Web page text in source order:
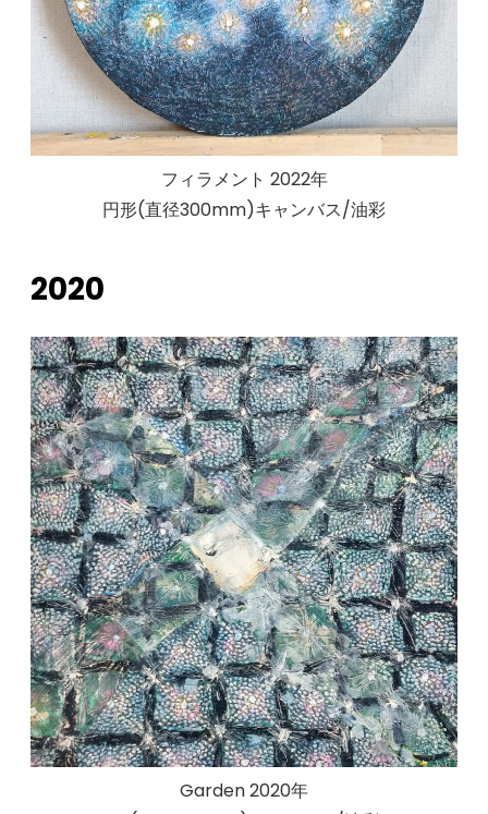
フィラメント 2022年
円形(直径300mm)キャンバス/油彩
2020
Garden 2020年